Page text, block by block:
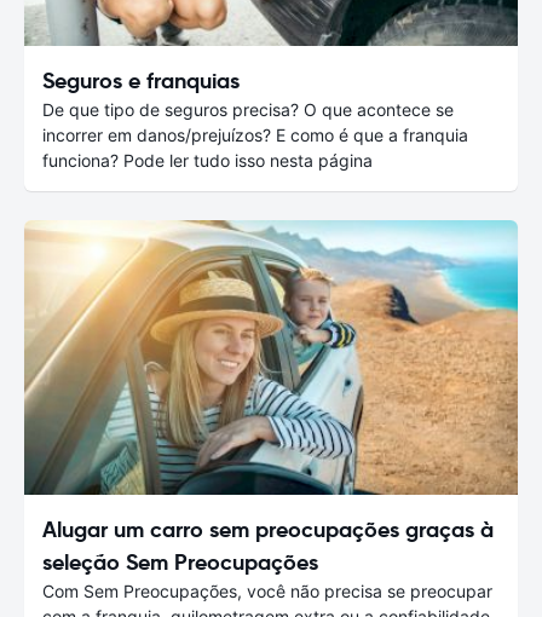
Seguros e franquias
De que tipo de seguros precisa? O que acontece se
incorrer em danos/prejuízos? E como é que a franquia
funciona? Pode ler tudo isso nesta página
Alugar um carro sem preocupações graças à
seleção Sem Preocupações
Com Sem Preocupações, você não precisa se preocupar